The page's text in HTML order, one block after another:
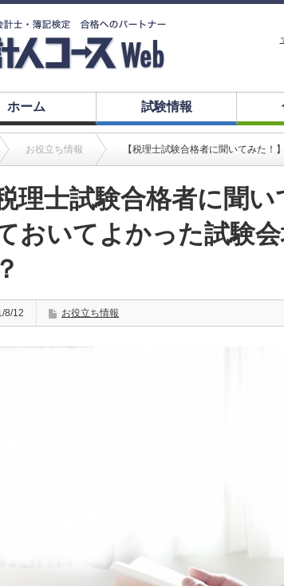
ホーム 試験情報
お役立ち情報 【税理士試験合格者に聞いてみた
税理士試験合格者に聞
おいてよかった試験
8/12 お役立ち情報